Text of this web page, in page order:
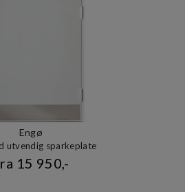
Engø
utvendig sparkeplate
15 950,-